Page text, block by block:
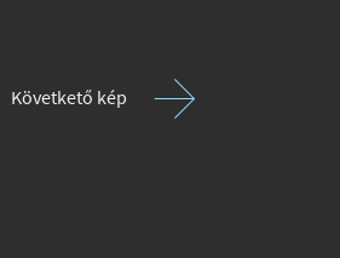
Követkető kép